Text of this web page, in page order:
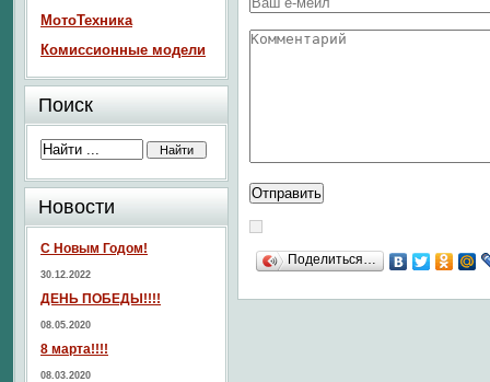
Поделиться…
МотоТехника
Комиссионные модели
Поиск
Новости
С Новым Годом!
30.12.2022
ДЕНЬ ПОБЕДЫ!!!!
08.05.2020
8 марта!!!!
08.03.2020